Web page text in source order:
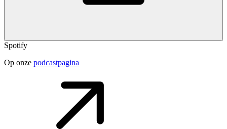
Spotify
Op onze podcastpagina